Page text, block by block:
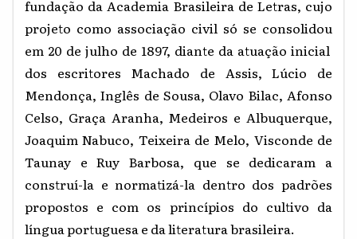
fundação da Academia Brasileira de Letras, cujo
projeto como associação civil só se consolidou
em 20 de julho de 1897, diante da atuação inicial
dos escritores Machado de Assis, Lúcio de
Mendonça, Inglês de Sousa, Olavo Bilac, Afonso
Celso, Graça Aranha, Medeiros e Albuquerque,
Joaquim Nabuco, Teixeira de Melo, Visconde de
Taunay e Ruy Barbosa, que se dedicaram a
construí-la e normatizá-la dentro dos padrões
propostos e com os princípios do cultivo da
língua portuguesa e da literatura brasileira.